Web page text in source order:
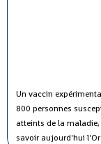
Un vaccin
800 personnes
atteints de la
savoir aujourd'hui